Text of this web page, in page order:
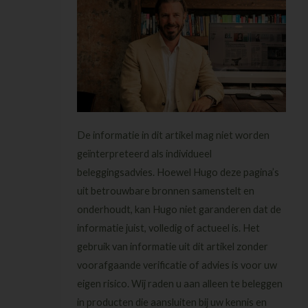
De informatie in dit artikel mag niet worden
geïnterpreteerd als individueel
beleggingsadvies. Hoewel Hugo deze pagina’s
uit betrouwbare bronnen samenstelt en
onderhoudt, kan Hugo niet garanderen dat de
informatie juist, volledig of actueel is. Het
gebruik van informatie uit dit artikel zonder
voorafgaande verificatie of advies is voor uw
eigen risico. Wij raden u aan alleen te beleggen
in producten die aansluiten bij uw kennis en